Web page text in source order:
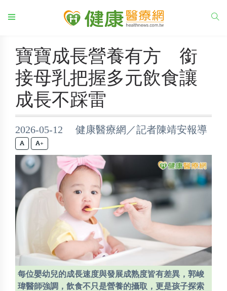
寶寶成長營養有方 銜
接母乳把握多元飲食讓
成長不踩雷
2026-05-12 健康醫療網／記者陳靖安報導
+
每位嬰幼兒的成長速度與發展成熟度皆有差異，郭峻
瑋醫師強調，飲食不只是營養的攝取，更是孩子探索